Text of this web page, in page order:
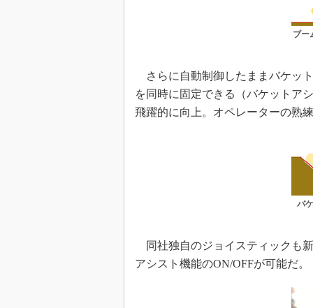
ブー
さらに自動制御したままバケッ
を同時に固定できる（バケットア
飛躍的に向上。オペレーターの熟
バ
同社独自のジョイスティックも
アシスト機能のON/OFFが可能だ。